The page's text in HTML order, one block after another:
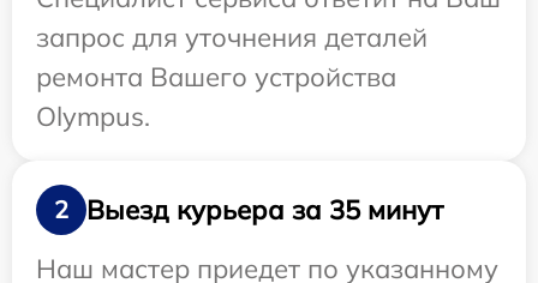
запрос для уточнения деталей
ремонта Вашего устройства
Olympus.
2
Выезд курьера за 35 минут
Наш мастер приедет по указанному